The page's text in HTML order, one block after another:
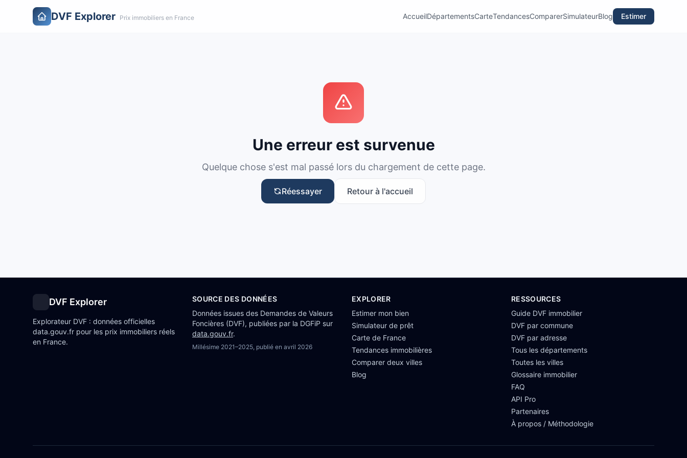
DVF Explorer Prix immobiliers en France AccueilDépartementsCarteTendancesComparerSimulateurBlog Estimer
Une erreur est survenue
Quelque chose s'est mal passé lors du chargement de cette page.
Réessayer Retour à l'accueil
DVF Explorer
Explorateur DVF : données officielles
data.gouv.fr pour les prix immobiliers réels
en France.
SOURCE DES DONNÉES
Données issues des Demandes de Valeurs
Foncières (DVF), publiées par la DGFiP sur
data.gouv.fr.
Millésime 2021–2025, publié en avril 2026
EXPLORER
Estimer mon bien
Simulateur de prêt
Carte de France
Tendances immobilières
Comparer deux villes
Blog
RESSOURCES
Guide DVF immobilier
DVF par commune
DVF par adresse
Tous les départements
Toutes les villes
Glossaire immobilier
FAQ
API Pro
Partenaires
À propos / Méthodologie